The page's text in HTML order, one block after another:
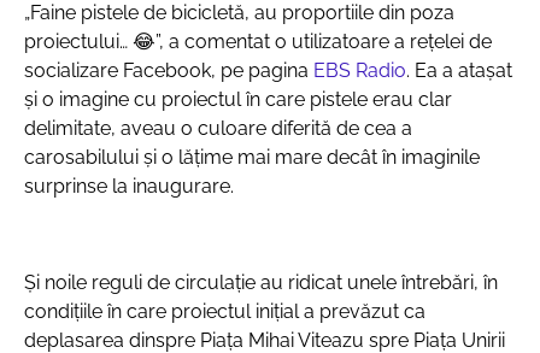
„Faine pistele de bicicletă, au proportiile din poza
proiectului… 😂”, a comentat o utilizatoare a rețelei de
socializare Facebook, pe pagina EBS Radio. Ea a atașat
și o imagine cu proiectul în care pistele erau clar
delimitate, aveau o culoare diferită de cea a
carosabilului și o lățime mai mare decât în imaginile
surprinse la inaugurare.
Și noile reguli de circulație au ridicat unele întrebări, în
condițiile în care proiectul inițial a prevăzut ca
deplasarea dinspre Piața Mihai Viteazu spre Piața Unirii